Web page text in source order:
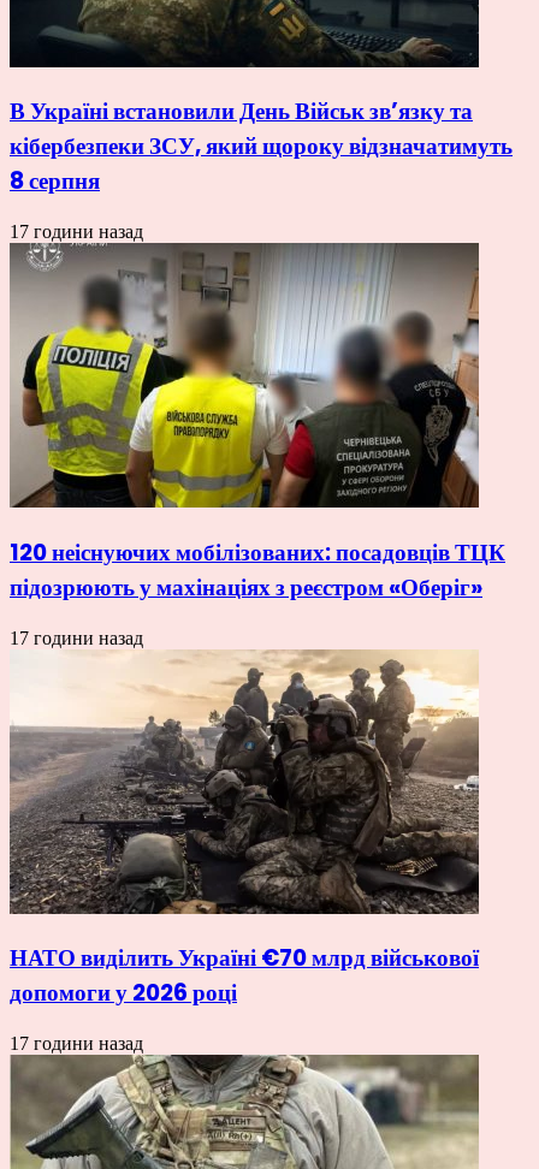
В Україні встановили День Військ зв’язку та
кібербезпеки ЗСУ, який щороку відзначатимуть
8 серпня
17 години назад
120 неіснуючих мобілізованих: посадовців ТЦК
підозрюють у махінаціях з реєстром «Оберіг»
17 години назад
НАТО виділить Україні €70 млрд військової
допомоги у 2026 році
17 години назад